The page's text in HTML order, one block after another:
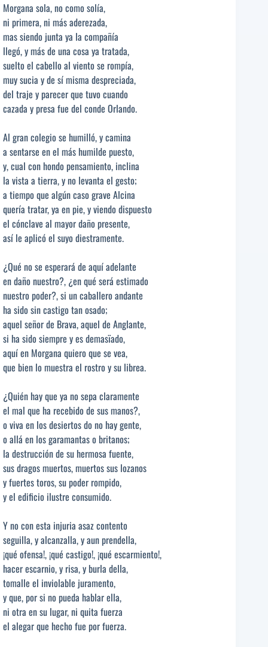
Morgana sola, no como solía,
ni primera, ni más aderezada,
mas siendo junta ya la compañía
llegó, y más de una cosa ya tratada,
suelto el cabello al viento se rompía,
muy sucia y de sí misma despreciada,
del traje y parecer que tuvo cuando
cazada y presa fue del conde Orlando.
Al gran colegio se humilló, y camina
a sentarse en el más humilde puesto,
y, cual con hondo pensamiento, inclina
la vista a tierra, y no levanta el gesto;
a tiempo que algún caso grave Alcina
quería tratar, ya en pie, y viendo dispuesto
el cónclave al mayor daño presente,
así le aplicó el suyo diestramente.
¿Qué no se esperará de aquí adelante
en daño nuestro?, ¿en qué será estimado
nuestro poder?, si un caballero andante
ha sido sin castigo tan osado;
aquel señor de Brava, aquel de Anglante,
si ha sido siempre y es demasïado,
aquí en Morgana quiero que se vea,
que bien lo muestra el rostro y su librea.
¿Quién hay que ya no sepa claramente
el mal que ha recebido de sus manos?,
o viva en los desiertos do no hay gente,
o allá en los garamantas o britanos;
la destrucción de su hermosa fuente,
sus dragos muertos, muertos sus lozanos
y fuertes toros, su poder rompido,
y el edificio ilustre consumido.
Y no con esta injuria asaz contento
seguilla, y alcanzalla, y aun prendella,
¡qué ofensa!, ¡qué castigo!, ¡qué escarmiento!,
hacer escarnio, y risa, y burla della,
tomalle el inviolable juramento,
y que, por si no pueda hablar ella,
ni otra en su lugar, ni quita fuerza
el alegar que hecho fue por fuerza.